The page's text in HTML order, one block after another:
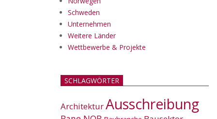
Schweden
Unternehmen
Weitere Länder
Wettbewerbe & Projekte
SCHLAGWÖRTER
ArchitekturAusschreibung